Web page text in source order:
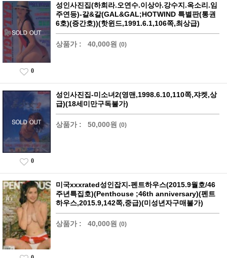
성인사진집(하희라.오연수.이상아.강수지.옥소리.임
주연등)-갈&갈(GAL&GAL;HOTWIND 특별판(통권
6호)(증간호))(핫윈드,1991.6.1,106쪽,최상급)
상품가 : 40,000원 (0)
0
성인사진집-미소녀2(영맨,1998.6.10,110쪽,쟈켓,상
급)(18세미만구독불가)
상품가 : 50,000원 (0)
0
미국xxxrated성인잡지-펜트하우스(2015.9월호/46
주년특집호)(Penthouse ;46th anniversary)(펜트
하우스,2015.9,142쪽,중급)(미성년자구매불가)
상품가 : 40,000원 (0)